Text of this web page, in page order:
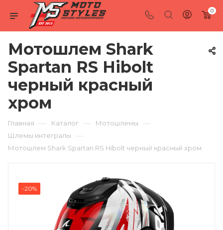
0
Мотошлем Shark
Spartan RS Hibolt
черный красный
хром
Главная — Каталог — Мотошлемы —
Шлемы интегралы —
Мотошлем Shark Spartan RS Hibolt черный красный хром
-20%